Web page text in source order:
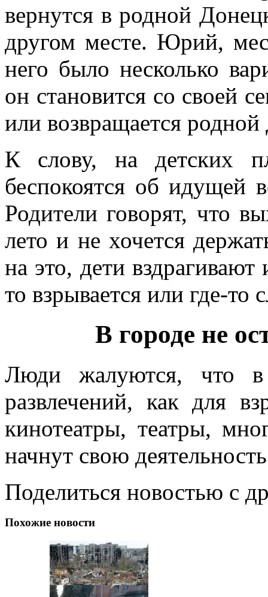
вернутся в родной
другом месте. Юрий,
него было несколько
он становится со своей
или возвращается
К слову, на детских
беспокоятся об
Родители говорят, что
лето и не хочется
на это, дети
то взрывается или где-
В городе не
Люди жалуются, что в
развлечений, как для
кинотеатры, театры,
начнут свою
Поделиться новостью с
Похожие новости